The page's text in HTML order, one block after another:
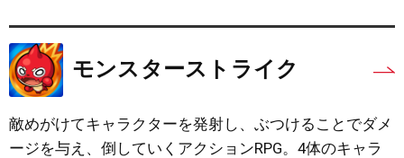
モンスターストライク
敵めがけてキャラクターを発射し、ぶつけることでダメ
ージを与え、倒していくアクションRPG。4体のキャラ